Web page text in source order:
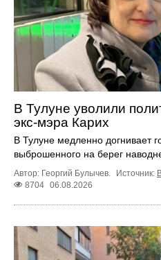
В Тулуне уволили
экс-мэра Карих
В Тулуне медленно догнивает
выброшенного на берег
Автор: Георгий Булычев. Источник:
8704 06.08.2026